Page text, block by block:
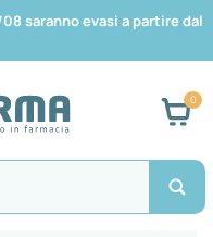
saranno evasi a partire dal